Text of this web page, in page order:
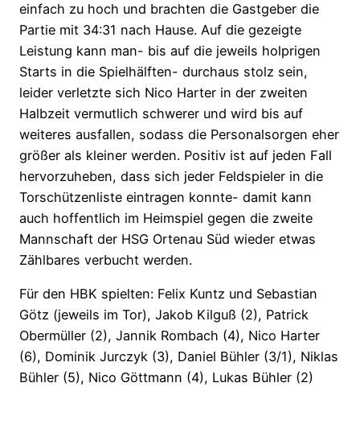
einfach zu hoch und brachten die Gastgeber die
Partie mit 34:31 nach Hause. Auf die gezeigte
Leistung kann man- bis auf die jeweils holprigen
Starts in die Spielhälften- durchaus stolz sein,
leider verletzte sich Nico Harter in der zweiten
Halbzeit vermutlich schwerer und wird bis auf
weiteres ausfallen, sodass die Personalsorgen eher
größer als kleiner werden. Positiv ist auf jeden Fall
hervorzuheben, dass sich jeder Feldspieler in die
Torschützenliste eintragen konnte- damit kann
auch hoffentlich im Heimspiel gegen die zweite
Mannschaft der HSG Ortenau Süd wieder etwas
Zählbares verbucht werden.
Für den HBK spielten: Felix Kuntz und Sebastian
Götz (jeweils im Tor), Jakob Kilguß (2), Patrick
Obermüller (2), Jannik Rombach (4), Nico Harter
(6), Dominik Jurczyk (3), Daniel Bühler (3/1), Niklas
Bühler (5), Nico Göttmann (4), Lukas Bühler (2)